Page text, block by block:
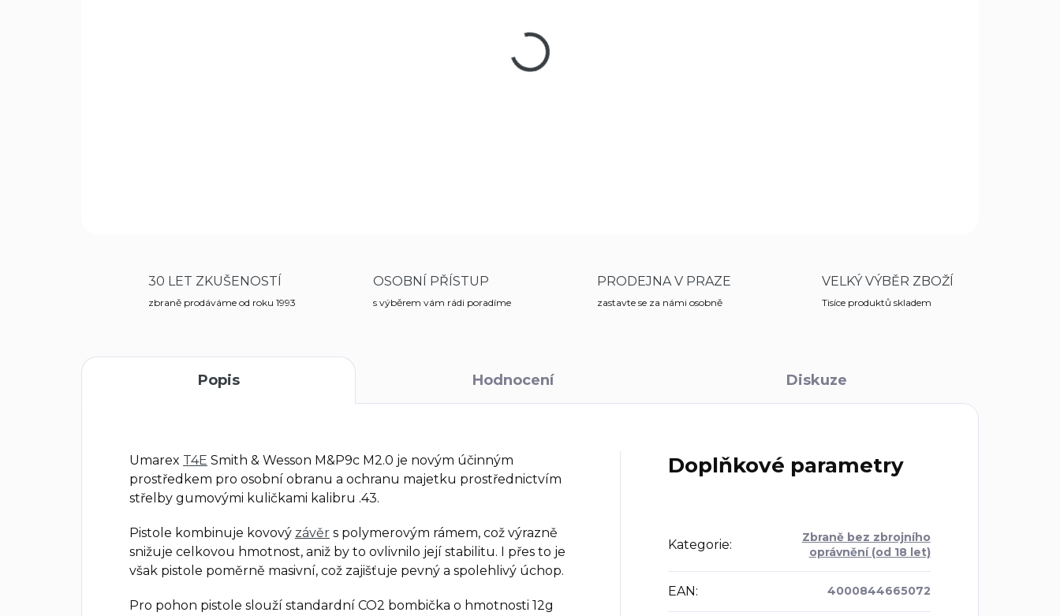
30 LET ZKUŠENOSTÍ
zbraně prodáváme od roku 1993
OSOBNÍ PŘÍSTUP
s výběrem vám rádi poradíme
PRODEJNA V PRAZE
zastavte se za námi osobně
VELKÝ VÝBĚR ZBOŽÍ
Tisíce produktů skladem
Popis Hodnocení Diskuze
Umarex T4E Smith & Wesson M&P9c M2.0 je novým účinným
prostředkem pro osobní obranu a ochranu majetku prostřednictvím
střelby gumovými kuličkami kalibru .43.
Pistole kombinuje kovový závěr s polymerovým rámem, což výrazně
snižuje celkovou hmotnost, aniž by to ovlivnilo její stabilitu. I přes to je
však pistole poměrně masivní, což zajišťuje pevný a spolehlivý úchop.
Pro pohon pistole slouží standardní CO2 bombička o hmotnosti 12g
Doplňkové parametry
Kategorie:
Zbraně bez zbrojního
oprávnění (od 18 let)
EAN : 4000844665072